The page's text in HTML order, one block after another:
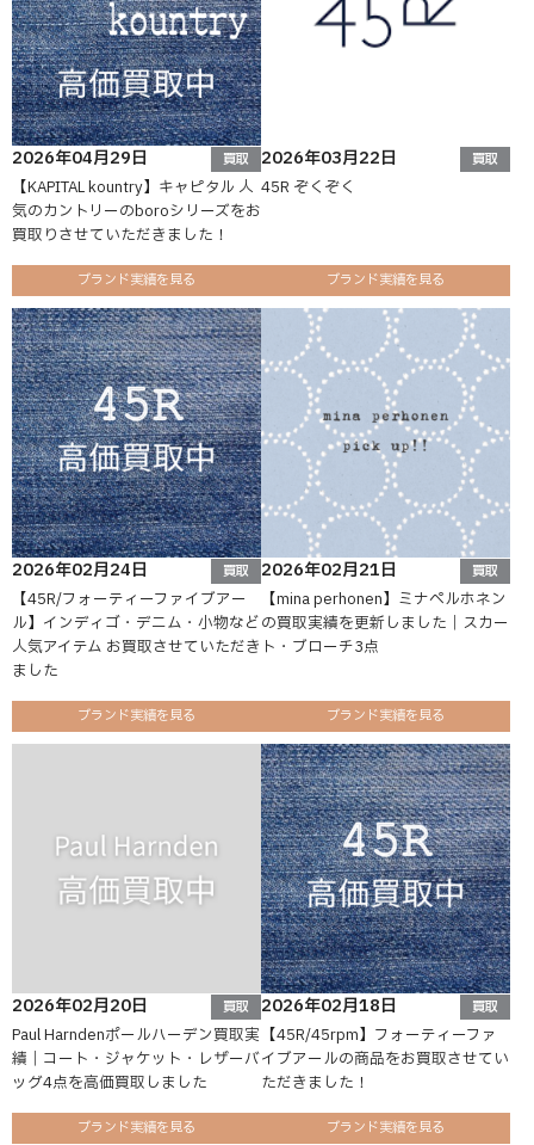
2026年04月29日 買取
【KAPITAL kountry】キャピタル 人
気のカントリーのboroシリーズをお
買取りさせていただきました！
ブランド実績を見る
2026年03月22日 買取
45R ぞくぞく
ブランド実績を見る
2026年02月24日 買取
【45R/フォーティーファイブアー
ル】インディゴ・デニム・小物など
人気アイテム お買取させていただき
ました
ブランド実績を見る
2026年02月21日 買取
【mina perhonen】ミナペルホネン
の買取実績を更新しました｜スカー
ト・ブローチ3点
ブランド実績を見る
2026年02月20日 買取
Paul Harndenポールハーデン買取実
績｜コート・ジャケット・レザーバ
ッグ4点を高価買取しました
ブランド実績を見る
2026年02月18日 買取
【45R/45rpm】フォーティーファ
イブアールの商品をお買取させてい
ただきました！
ブランド実績を見る